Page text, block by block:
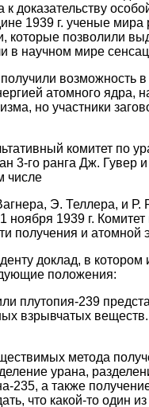
доказательству
1939 г. ученые
которые позволили
в научном мире
возможность
атомного ядра,
но участники
комитет по
3-го ранга Дж. Гувер
числе
Э. Теллера, и Р.
ноября 1939 г.
получения и
доклад, в
положения:
плутопия-239
взрывчатых
метода
урана,
235, а также
что какой-то один